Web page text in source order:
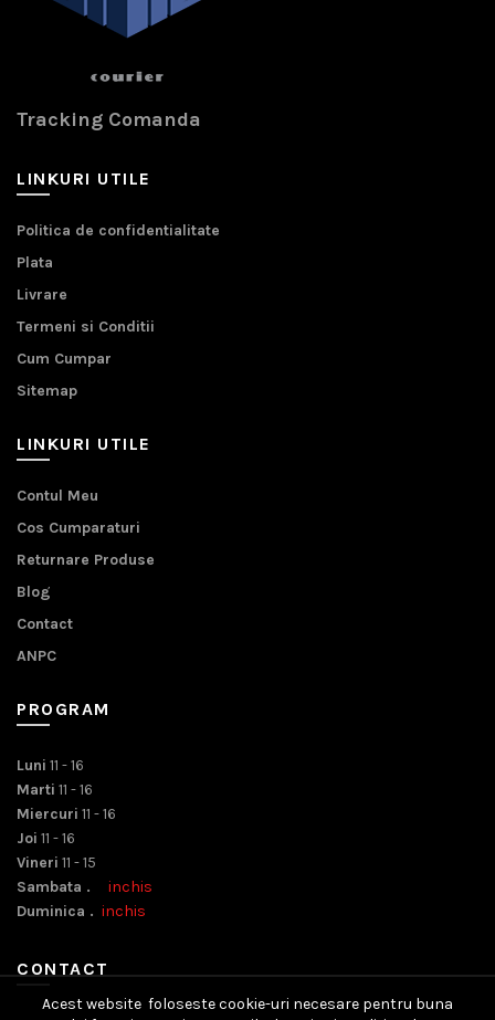
Tracking Comanda
LINKURI UTILE
Politica de confidentialitate
Plata
Livrare
Termeni si Conditii
Cum Cumpar
Sitemap
LINKURI UTILE
Contul Meu
Cos Cumparaturi
Returnare Produse
Blog
Contact
ANPC
PROGRAM
Luni 11 - 16
Marti 11 - 16
Miercuri 11 - 16
Joi 11 - 16
Vineri 11 - 15
Sambata . inchis
Duminica . inchis
CONTACT
Acest website foloseste cookie-uri necesare pentru buna